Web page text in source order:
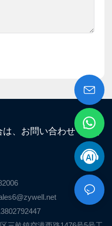
は、お問い合わせくださ